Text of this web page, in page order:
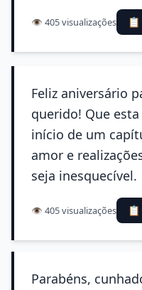
👁️ 405 visualizações
Feliz aniversário
querido! Que
início de um
amor e
seja inesquecível.
👁️ 405 visualizações
Parabéns,